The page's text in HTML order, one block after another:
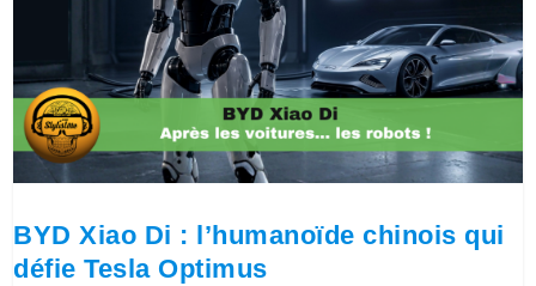
BYD Xiao Di : l’humanoïde chinois qui
défie Tesla Optimus